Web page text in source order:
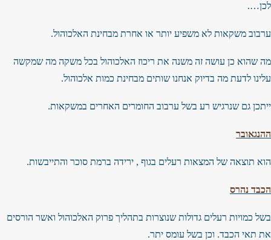
לכן….
ערבוב משקאות לא משפיע יותר או אחרת מבחינת האלכוהול.
מה שהוא כן עושה זה משנה את ריכוז האלכוהול בכל משקה מה שמקשה
עלינו לדעת מה בדיוק אנחנו שותים מבחינת כמות אלכוהול.
ייתכן גם שנרגיש רע בשל ערבוב החומרים האחרים במשקאות.
ההנגאובר
הוא תוצאה של המצאות רעלים בגוף , ירידה ברמת סוכר והתייבשות.
הכבד נהרס
בשל כמויות רעלים גדולות שנוצרות בתהליך פרוק האלכוהול ואשר הורסים
את תאי הכבד. וכן בשל עומס יתר.